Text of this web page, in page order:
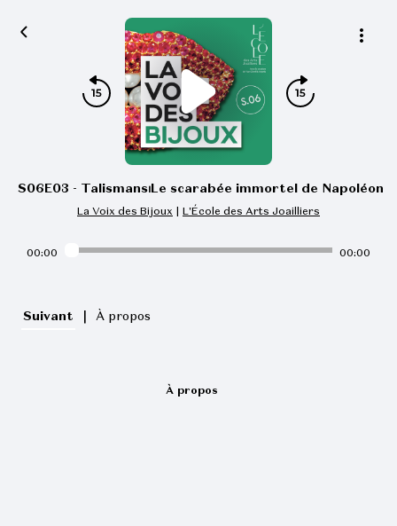
S06E03 - Talismans⏐Le scarabée immortel de Napoléon
La Voix des Bijoux | L'École des Arts Joailliers
00:00 00:00
Suivant | À propos
À propos